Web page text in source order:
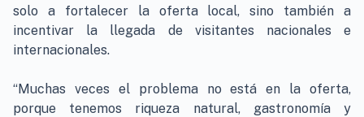
solo a fortalecer la oferta local, sino también a
incentivar la llegada de visitantes nacionales e
internacionales.
“Muchas veces el problema no está en la oferta,
porque tenemos riqueza natural, gastronomía y